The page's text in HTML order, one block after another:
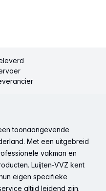
toonaangevende
Met een uitgebreid
vakman en
Luijten-VVZ kent
eigen specifieke
altijd leidend zijn.